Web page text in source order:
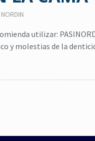
NORDIN
utilizar:
y molestias de la